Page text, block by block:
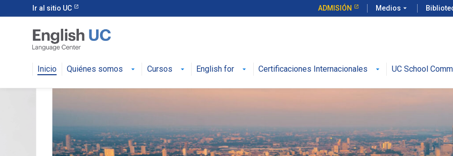
English UC
Ir al sitio UC ADMISIÓN Medios arrow_drop_down
Inicio Quiénes somos Cursos English for Certificaciones Internacionales UC School